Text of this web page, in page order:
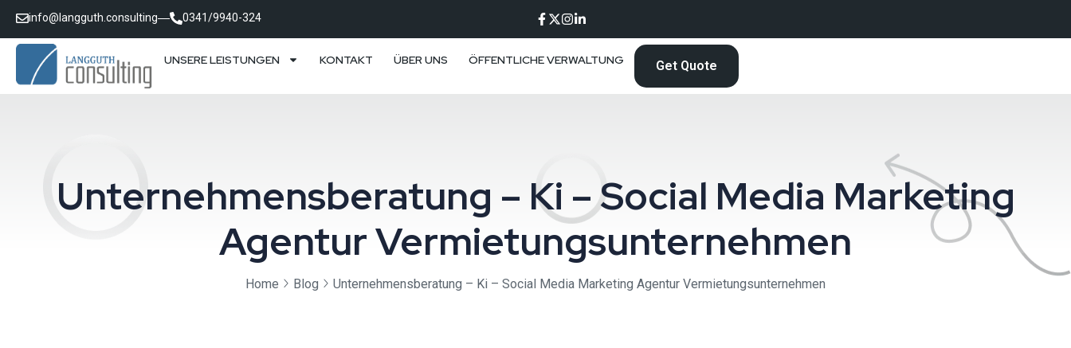
info@langguth.consulting 0341/9940-324
UNSERE LEISTUNGEN KONTAKT ÜBER UNS ÖFFENTLICHE VERWALTUNG Get Quote
Unternehmensberatung – Ki – Social Media Marketing
Agentur Vermietungsunternehmen
Home Blog Unternehmensberatung – Ki – Social Media Marketing Agentur Vermietungsunternehmen